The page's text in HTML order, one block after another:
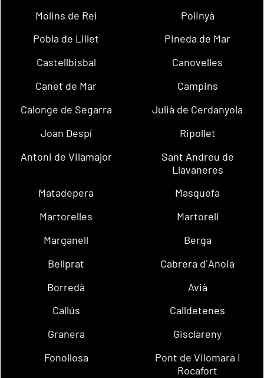
Molins de Rei
Polinyà
Pobla de Lillet
Pineda de Mar
Castellbisbal
Canovelles
Canet de Mar
Campins
Calonge de Segarra
Julià de Cerdanyola
Joan Despí
Ripollet
Antoni de Vilamajor
Sant Andreu de
Llavaneres
Matadepera
Masquefa
Martorelles
Martorell
Marganell
Berga
Bellprat
Cabrera d´Anoia
Borredà
Avià
Callús
Calldetenes
Granera
Gisclareny
Fonollosa
Pont de Vilomara i
Rocafort